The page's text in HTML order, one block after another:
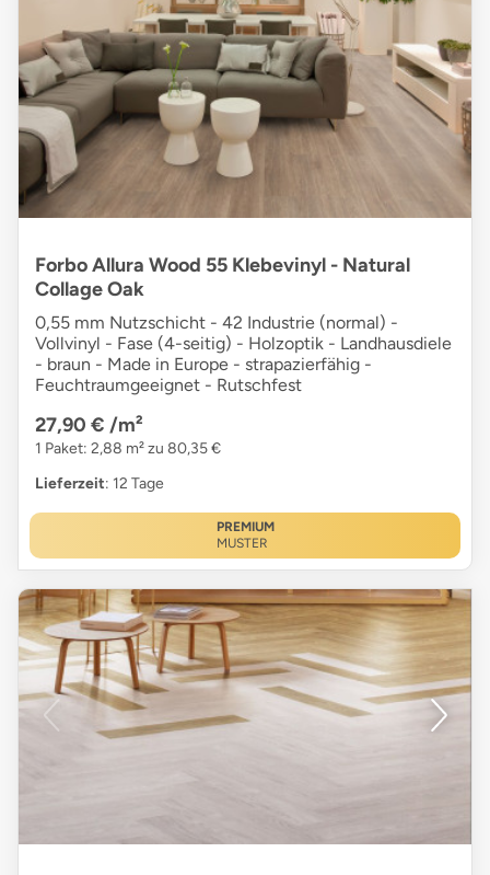
Forbo Allura Wood 55 Klebevinyl - Natural
Collage Oak
0,55 mm Nutzschicht - 42 Industrie (normal) -
Vollvinyl - Fase (4-seitig) - Holzoptik - Landhausdiele
- braun - Made in Europe - strapazierfähig -
Feuchtraumgeeignet - Rutschfest
27,90 € /m²
1 Paket: 2,88 m² zu 80,35 €
Lieferzeit: 12 Tage
PREMIUM
MUSTER